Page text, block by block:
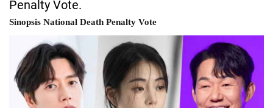
Penalty Vote.
Sinopsis National Death Penalty Vote